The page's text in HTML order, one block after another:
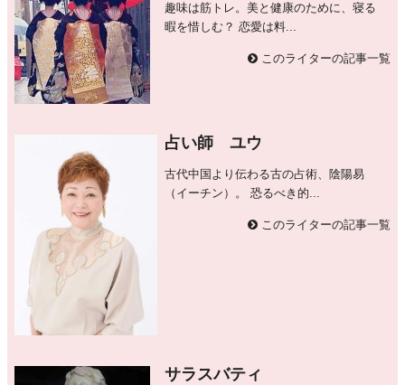
趣味は筋トレ。美と健康のために、寝る
暇を惜しむ？ 恋愛は料...
このライターの記事一覧
占い師 ユウ
古代中国より伝わる古の占術、陰陽易
（イーチン）。 恐るべき的...
このライターの記事一覧
サラスバティ